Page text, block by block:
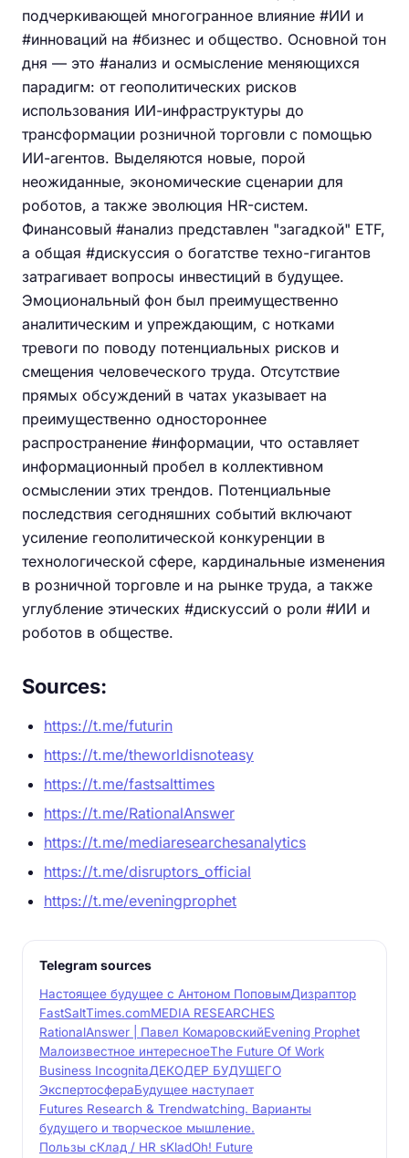
подчеркивающей многогранное влияние #ИИ и
#инноваций на #бизнес и общество. Основной тон
дня — это #анализ и осмысление меняющихся
парадигм: от геополитических рисков
использования ИИ-инфраструктуры до
трансформации розничной торговли с помощью
ИИ-агентов. Выделяются новые, порой
неожиданные, экономические сценарии для
роботов, а также эволюция HR-систем.
Финансовый #анализ представлен "загадкой" ETF,
а общая #дискуссия о богатстве техно-гигантов
затрагивает вопросы инвестиций в будущее.
Эмоциональный фон был преимущественно
аналитическим и упреждающим, с нотками
тревоги по поводу потенциальных рисков и
смещения человеческого труда. Отсутствие
прямых обсуждений в чатах указывает на
преимущественно одностороннее
распространение #информации, что оставляет
информационный пробел в коллективном
осмыслении этих трендов. Потенциальные
последствия сегодняшних событий включают
усиление геополитической конкуренции в
технологической сфере, кардинальные изменения
в розничной торговле и на рынке труда, а также
углубление этических #дискуссий о роли #ИИ и
роботов в обществе.
Sources:
https://t.me/futurin
https://t.me/theworldisnoteasy
https://t.me/fastsalttimes
https://t.me/RationalAnswer
https://t.me/mediaresearchesanalytics
https://t.me/disruptors_official
https://t.me/eveningprophet
Telegram sources
Настоящее будущее с Антоном ПоповымДизраптор
FastSaltTimes.comMEDIA RESEARCHES
RationalAnswer | Павел КомаровскийEvening Prophet
Малоизвестное интересноеThe Future Of Work
Business IncognitaДЕКОДЕР БУДУЩЕГО
ЭкспертосфераБудущее наступает
Futures Research & Trendwatching. Варианты
будущего и творческое мышление.
Пользы сКлад / HR sKladOh! Future